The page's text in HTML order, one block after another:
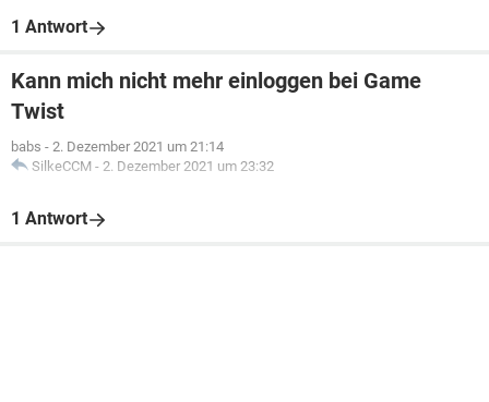
1 Antwort
Kann mich nicht mehr einloggen bei Game
Twist
babs - 2. Dezember 2021 um 21:14
SilkeCCM - 2. Dezember 2021 um 23:32
1 Antwort